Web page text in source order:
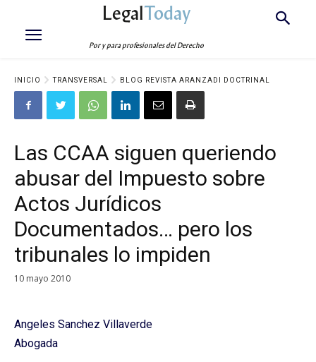
LegalToday
Por y para profesionales del Derecho
INICIO TRANSVERSAL BLOG REVISTA ARANZADI DOCTRINAL
Las CCAA siguen queriendo
abusar del Impuesto sobre
Actos Jurídicos
Documentados… pero los
tribunales lo impiden
10 mayo 2010
Angeles Sanchez Villaverde
Abogada